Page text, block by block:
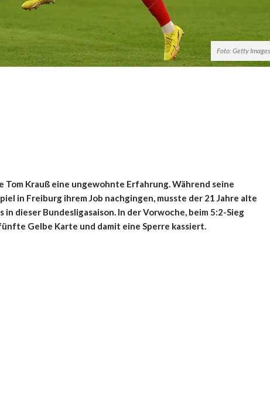
Foto: Getty Images
Krauß eine ungewohnte Erfahrung. Während seine
in Freiburg ihrem Job nachgingen, musste der 21 Jahre alte
dieser Bundesligasaison. In der Vorwoche, beim 5:2-Sieg
Gelbe Karte und damit eine Sperre kassiert.